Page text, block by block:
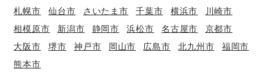
札幌市 仙台市 さいたま市 千葉市 横浜市
川崎市
相模原市
新潟市 静岡市 浜松市 名古屋市
京都市
大阪市
堺市 神戸市 岡山市 広島市 北九州市
福岡市
熊本市